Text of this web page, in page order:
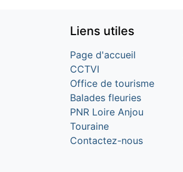
Liens utiles
Page d'accueil
CCTVI
Office de tourisme
Balades fleuries
PNR Loire Anjou
Touraine
Contactez-nous